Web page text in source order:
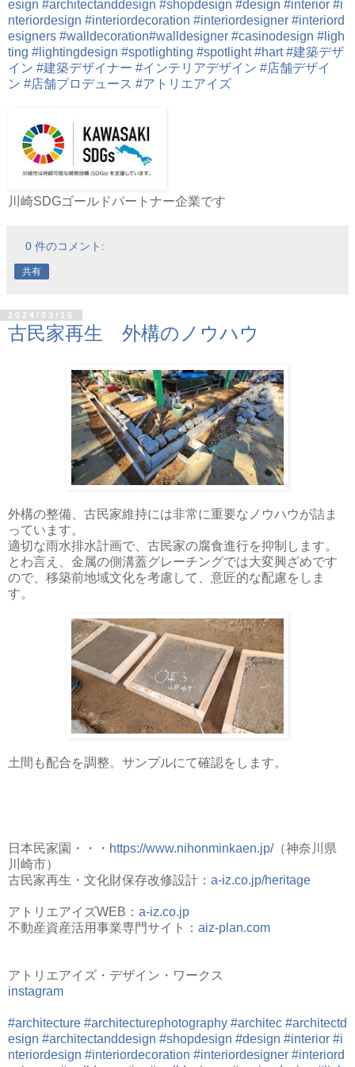
esign #architectanddesign #shopdesign #design #interior #i
nteriordesign #interiordecoration #interiordesigner #interiord
esigners #walldecoration#walldesigner #casinodesign #ligh
ting #lightingdesign #spotlighting #spotlight #hart #建築デザ
イン #建築デザイナー #インテリアデザイン #店舗デザイ
ン #店舗プロデュース #アトリエアイズ
川崎SDGゴールドパートナー企業です
0 件のコメント:
共有
2024/03/15
古民家再生 外構のノウハウ
外構の整備、古民家維持には非常に重要なノウハウが詰ま
っています。
適切な雨水排水計画で、古民家の腐食進行を抑制します。
とわ言え、金属の側溝蓋グレーチングでは大変興ざめです
ので、移築前地域文化を考慮して、意匠的な配慮をしま
す。
土間も配合を調整。サンプルにて確認をします。
日本民家園・・・ https://www.nihonminkaen.jp/（神奈川県
川崎市）
古民家再生・文化財保存改修設計： a-iz.co.jp/heritage
アトリエアイズWEB： a-iz.co.jp
不動産資産活用事業専門サイト： aiz-plan.com
アトリエアイズ・デザイン・ワークス
instagram
#architecture #architecturephotography #architec #architectd
esign #architectanddesign #shopdesign #design #interior #i
nteriordesign #interiordecoration #interiordesigner #interiord